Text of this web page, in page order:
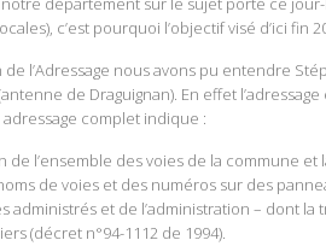
c’est pourquoi l’objectif visé d’ici
l’Adressage nous avons pu entendre
de Draguignan). En effet
complet indique :
de l’ensemble des voies de la commune
de voies et des numéros sur des
administrés et de l’administration – dont
(décret n°94-1112 de 1994).